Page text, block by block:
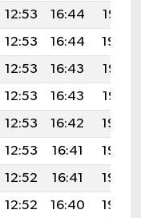
12:53 16:44
19:56
12:53 16:44
19:54
12:53 16:43
19:53
12:53 16:43
19:52
12:53 16:42
19:50
12:53 16:41
19:49
12:52 16:41
19:48
12:52 16:40
19:46